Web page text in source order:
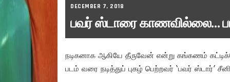
DECEMBER 7, 2018
பவர் ஸ்டாரை காணவில்லை…
நடிகனாக ஆகியே தீருவேன் என்று கங்கணம்
படம் வரை நடித்துப் புகழ் பெற்றவர் ‘பவர் ஸ்டார்’